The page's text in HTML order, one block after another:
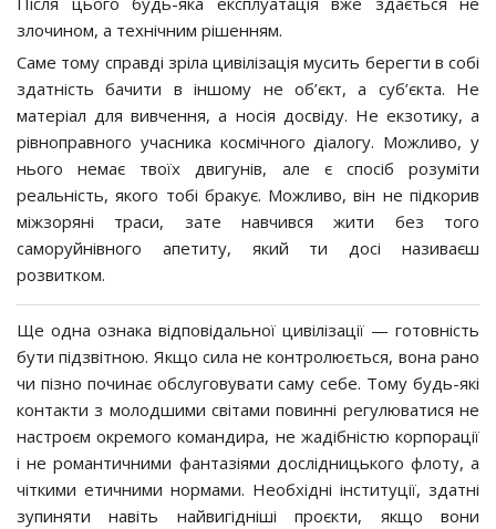
злочином, а технічним рішенням.
Саме тому справді зріла цивілізація мусить берегти в собі
здатність бачити в іншому не об’єкт, а суб’єкта. Не
матеріал для вивчення, а носія досвіду. Не екзотику, а
рівноправного учасника космічного діалогу. Можливо, у
нього немає твоїх двигунів, але є спосіб розуміти
реальність, якого тобі бракує. Можливо, він не підкорив
міжзоряні траси, зате навчився жити без того
саморуйнівного апетиту, який ти досі називаєш
розвитком.
Ще одна ознака відповідальної цивілізації — готовність
бути підзвітною. Якщо сила не контролюється, вона рано
чи пізно починає обслуговувати саму себе. Тому будь-які
контакти з молодшими світами повинні регулюватися не
настроєм окремого командира, не жадібністю корпорації
і не романтичними фантазіями дослідницького флоту, а
чіткими етичними нормами. Необхідні інституції, здатні
зупиняти навіть найвигідніші проєкти, якщо вони